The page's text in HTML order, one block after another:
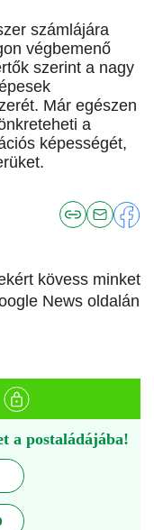
számlájára
végbemenő
szerint a nagy
Már egészen
a
képességét,
kövess minket
News oldalán
a postaládájába!